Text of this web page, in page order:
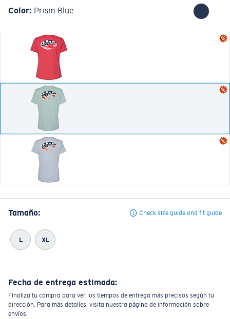
Color: Prism Blue
Tamaño: Check size guide and fit guide
L XL
Fecha de entrega estimada:
Finaliza tu compra para ver los tiempos de entrega más precisos según tu
dirección. Para más detalles, visita nuestra página de información sobre
envíos.